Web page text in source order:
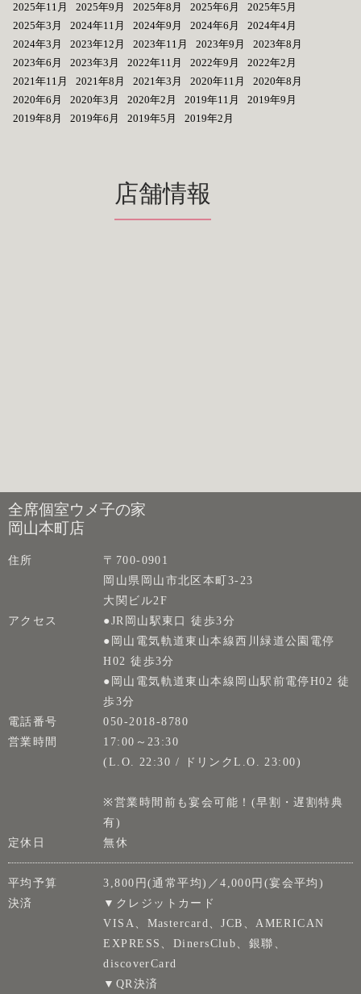
2025年11月
2025年9月 2025年8月 2025年6月
2025年5月
2025年3月
2024年11月 2024年9月 2024年6月
2024年4月
2024年3月
2023年12月 2023年11月 2023年9月
2023年8月
2023年6月
2023年3月 2022年11月 2022年9月
2022年2月
2021年11月
2021年8月 2021年3月 2020年11月
2020年8月
2020年6月
2020年3月 2020年2月 2019年11月
2019年9月
2019年8月
2019年6月 2019年5月 2019年2月
店舗情報
全席個室ウメ子の家
岡山本町店
住所
〒700-0901
岡山県岡山市北区本町3-23
大関ビル2F
アクセス
●JR岡山駅東口 徒歩3分
●岡山電気軌道東山本線西川緑道公園電停
H02 徒歩3分
●岡山電気軌道東山本線岡山駅前電停H02 徒
歩3分
電話番号
050-2018-8780
営業時間
17:00～23:30
(L.O. 22:30 / ドリンクL.O. 23:00)
※営業時間前も宴会可能！(早割・遅割特典
有)
定休日
無休
平均予算
3,800円(通常平均)／4,000円(宴会平均)
決済
▼クレジットカード
VISA、Mastercard、JCB、AMERICAN
EXPRESS、DinersClub、銀聯、
discoverCard
▼QR決済